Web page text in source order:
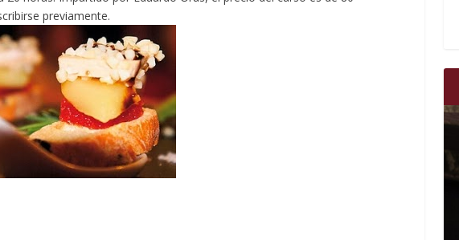
previamente.